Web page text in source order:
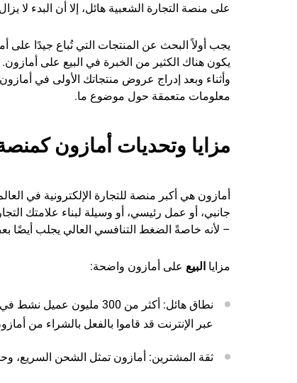
على منصة التجارة الشعبية هائل، إلا أن البدء لا
يجب أولاً البحث عن المنتجات التي تُباع جيدًا على
يكون هناك الكثير من الخبرة في البيع على
وأثناء وبعد إدراج عروض منتجاتك الأولى في
معلومات متعمقة حول موضوع ما.
مزايا وتحديات أمازون كمنصة
أمازون هي أكبر منصة للتجارة الإلكترونية في
جانبي، أو عمل رئيسي، أو وسيلة لبناء علامتك
– لأنه خاصةً الضغط التنافسي العالي يجلب أيضًا
مزايا البيع على أمازون واضحة:
عبر الإنترنت قد قاموا بالفعل بالشراء من أمازون، وهو
ثقة المشترين: أمازون تمثل الشحن السريع،